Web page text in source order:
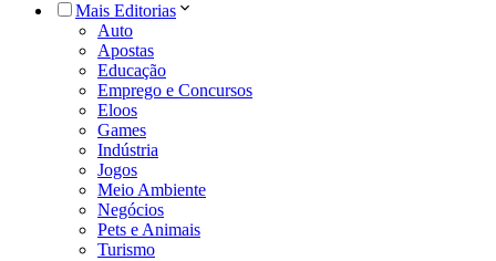
Mais Editorias
Auto
Apostas
Educação
Emprego e Concursos
Eloos
Games
Indústria
Jogos
Meio Ambiente
Negócios
Pets e Animais
Turismo